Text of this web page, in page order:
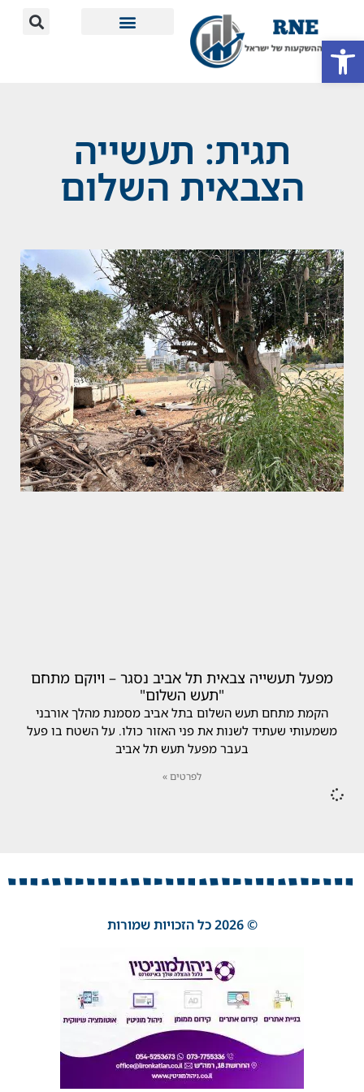
תגית: תעשייה
הצבאית השלום
מפעל תעשייה צבאית תל אביב נסגר – ויוקם מתחם
"תעש השלום"
הקמת מתחם תעש השלום בתל אביב מסמנת מהלך אורבני
משמעותי שעתיד לשנות את פני האזור כולו. על השטח בו פעל
בעבר מפעל תעש תל אביב
לפרטים »
© 2026 כל הזכויות שמורות
פתח סרגל נגישות